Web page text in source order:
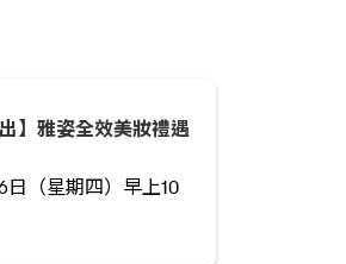
】雅姿全效美妝禮遇
（星期四）早上10